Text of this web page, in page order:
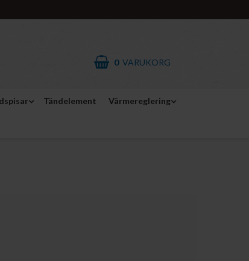
0 VARUKORG
Tändelement Värmereglering